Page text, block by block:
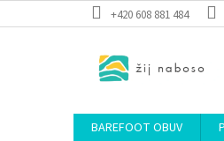
na
+420 608 881 484
BAREFOOT OBUV